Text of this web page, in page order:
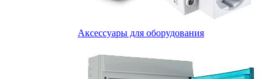
Аксессуары для оборудования